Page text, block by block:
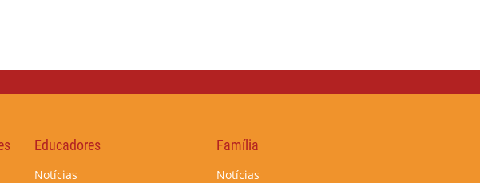
Educadores
Notícias
Família
Notícias